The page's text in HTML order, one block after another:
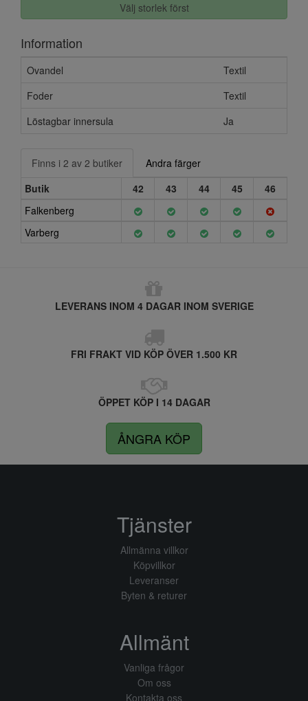
Välj storlek först
Information
Ovandel
Textil
Foder
Textil
Löstagbar innersula
Ja
Finns i 2 av 2 butiker
Andra färger
Butik
42 43 44 45
46
Falkenberg
Varberg
LEVERANS INOM 4 DAGAR INOM SVERIGE
FRI FRAKT VID KÖP ÖVER 1.500 KR
ÖPPET KÖP I 14 DAGAR
ÅNGRA KÖP
Tjänster
Allmänna villkor
Köpvillkor
Leveranser
Byten & returer
Allmänt
Vanliga frågor
Om oss
Kontakta oss